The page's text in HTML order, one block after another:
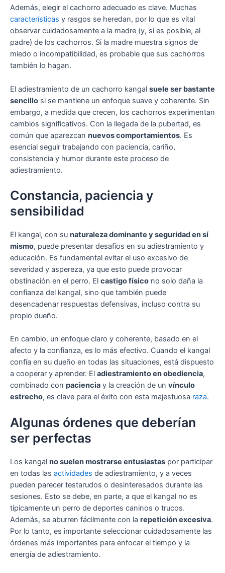
Además, elegir el cachorro adecuado es clave. Muchas
características y rasgos se heredan, por lo que es vital
observar cuidadosamente a la madre (y, si es posible, al
padre) de los cachorros. Si la madre muestra signos de
miedo o incompatibilidad, es probable que sus cachorros
también lo hagan.
El adiestramiento de un cachorro kangal suele ser bastante
sencillo si se mantiene un enfoque suave y coherente. Sin
embargo, a medida que crecen, los cachorros experimentan
cambios significativos. Con la llegada de la pubertad, es
común que aparezcan nuevos comportamientos. Es
esencial seguir trabajando con paciencia, cariño,
consistencia y humor durante este proceso de
adiestramiento.
Constancia, paciencia y
sensibilidad
El kangal, con su naturaleza dominante y seguridad en sí
mismo, puede presentar desafíos en su adiestramiento y
educación. Es fundamental evitar el uso excesivo de
severidad y aspereza, ya que esto puede provocar
obstinación en el perro. El castigo físico no solo daña la
confianza del kangal, sino que también puede
desencadenar respuestas defensivas, incluso contra su
propio dueño.
En cambio, un enfoque claro y coherente, basado en el
afecto y la confianza, es lo más efectivo. Cuando el kangal
confía en su dueño en todas las situaciones, está dispuesto
a cooperar y aprender. El adiestramiento en obediencia,
combinado con paciencia y la creación de un vínculo
estrecho, es clave para el éxito con esta majestuosa raza.
Algunas órdenes que deberían
ser perfectas
Los kangal no suelen mostrarse entusiastas por participar
en todas las actividades de adiestramiento, y a veces
pueden parecer testarudos o desinteresados durante las
sesiones. Esto se debe, en parte, a que el kangal no es
típicamente un perro de deportes caninos o trucos.
Además, se aburren fácilmente con la repetición excesiva.
Por lo tanto, es importante seleccionar cuidadosamente las
órdenes más importantes para enfocar el tiempo y la
energía de adiestramiento.